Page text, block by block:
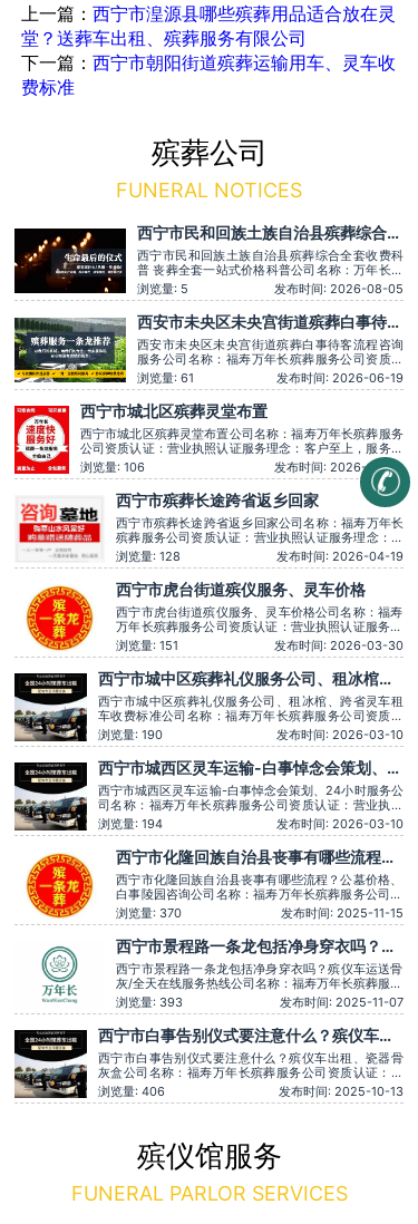
上一篇： 西宁市湟源县哪些殡葬用品适合放在灵
堂？送葬车出租、殡葬服务有限公司
下一篇： 西宁市朝阳街道殡葬运输用车、灵车收
费标准
殡葬公司
FUNERAL NOTICES
西宁市民和回族土族自治县殡葬综合全
套收费科普 丧葬全套一站式价格科普
西宁市民和回族土族自治县殡葬综合全套收费科
普 丧葬全套一站式价格科普公司名称：万年长殡
葬服务公司资质认证：营业执照认证服务理念：
客户至上，服务至上服务时间：全天在线主营服
务：殡葬服务-灵堂布置-丧葬一条龙-殡仪车出
租-白事服务-灵车接运-殡葬用品-长途跨省殡葬
用车-下葬安葬礼仪服务，殡仪一条龙服务服务特
色：墓
浏览量: 5 发布时间: 2026-08-05
西安市未央区未央宫街道殡葬白事待客
流程咨询服务
西安市未央区未央宫街道殡葬白事待客流程咨询
服务公司名称：福寿万年长殡葬服务公司资质认
证：营业执照认证服务理念：客户至上，服务至
上服务时间：全天在线用户评价：丧事一条龙服
务顺畅，解答耐心细致。主营服务：殡葬服务、
灵堂布置、丧葬一条龙、殡仪车出租、白事服
务、灵车接运、殡葬用品、长途跨省殡葬用车、
预约，下
浏览量: 61 发布时间: 2026-06-19
西宁市城北区殡葬灵堂布置
西宁市城北区殡葬灵堂布置公司名称：福寿万年长殡葬服务
公司资质认证：营业执照认证服务理念：客户至上，服务至
上服务时间：全天在线用户评价：丧事一条龙服务顺畅，解
答耐心细致。主营服务：殡葬服务、灵堂布置、丧葬一条
龙、殡仪车出租、白事服务、灵车接运、殡葬用品、长途跨
省殡葬用车、火化预约，下葬安葬礼仪服务，殡
浏览量: 106 发布时间: 2026-05-09
西宁市殡葬长途跨省返乡回家
西宁市殡葬长途跨省返乡回家公司名称：福寿万年长
殡葬服务公司资质认证：营业执照认证服务理念：客
户至上，服务至上服务时间：全天在线用户评价：丧
事一条龙服务顺畅，解答耐心细致。主营服务：殡葬
服务、灵堂布置、丧葬一条龙、殡仪车出租、白事服
务、灵车接运、殡葬用品、长途跨省殡葬用车、火化
预约，下葬安葬礼仪服务，
浏览量: 128 发布时间: 2026-04-19
西宁市虎台街道殡仪服务、灵车价格
西宁市虎台街道殡仪服务、灵车价格公司名称：福寿
万年长殡葬服务公司资质认证：营业执照认证服务理
念：客户至上，服务至上服务时间：全天在线用户评
价：丧事一条龙服务顺畅，解答耐心细致。主营服
务：殡葬服务、灵堂布置、丧葬一条龙、殡仪车出
租、白事服务、灵车接运、殡葬用品、长途跨省殡葬
用车、火化预约，下葬安葬礼仪
浏览量: 151 发布时间: 2026-03-30
西宁市城中区殡葬礼仪服务公司、租冰棺、
跨省灵车租车收费标准
西宁市城中区殡葬礼仪服务公司、租冰棺、跨省灵车租
车收费标准公司名称：福寿万年长殡葬服务公司资质认
证：营业执照认证服务理念：客户至上，服务至上服务
时间：全天在线用户评价：时间守约，从不拖沓误事。
主营服务：殡葬服务、灵堂布置、丧葬一条龙、殡仪车
出租、白事服务、灵车接运、殡葬用品、长途跨省殡葬
用车、火化预
浏览量: 190 发布时间: 2026-03-10
西宁市城西区灵车运输​-白事悼念会策划、
24小时服务
西宁市城西区灵车运输-白事悼念会策划、24小时服务公
司名称：福寿万年长殡葬服务公司资质认证：营业执照
认证服务理念：客户至上，服务至上服务时间：全天在
线用户评价：时间守约，从不拖沓误事。主营服务：殡
葬服务、灵堂布置、丧葬一条龙、殡仪车出租、白事服
务、灵车接运、殡葬用品、长途跨省殡葬用车、火化预
约，下葬安葬
浏览量: 194 发布时间: 2026-03-10
西宁市化隆回族自治县丧事有哪些流程？
公墓价格、白事陵园咨询
西宁市化隆回族自治县丧事有哪些流程？公墓价格、
白事陵园咨询公司名称：福寿万年长殡葬服务公司资
质认证：营业执照认证服务理念：客户至上，服务至
上服务时间：全天在线用户评价：价格透明，没有隐
形消费。主营服务：殡葬服务、灵堂布置、丧葬一条
龙、殡仪车出租、白事服务、灵车接运、殡葬用品、
长途跨省殡葬用车、火化预
浏览量: 370 发布时间: 2025-11-15
西宁市景程路一条龙包括净身穿衣吗？殡
仪车运送骨灰/全天在线服务热线
西宁市景程路一条龙包括净身穿衣吗？殡仪车运送骨
灰/全天在线服务热线公司名称：福寿万年长殡葬服务
公司资质认证：营业执照认证服务理念：客户至上，
服务至上服务时间：全天在线用户评价：服务有认真
倾听家属需求，个性化服务很到位。主营服务：殡葬
服务、灵堂布置、丧葬一条龙、殡仪车出租、白事服
务、灵车接运、殡葬用品、
浏览量: 393 发布时间: 2025-11-07
西宁市白事告别仪式要注意什么？殡仪车出
租、瓷器骨灰盒
西宁市白事告别仪式要注意什么？殡仪车出租、瓷器骨
灰盒公司名称：福寿万年长殡葬服务公司资质认证：营
业执照认证服务理念：客户至上，服务至上用户评价：
专业细致入微，服务温暖人心。主营服务：殡葬服务、
安葬礼仪服务
浏览量: 406 发布时间: 2025-10-13
殡仪馆服务
FUNERAL PARLOR SERVICES